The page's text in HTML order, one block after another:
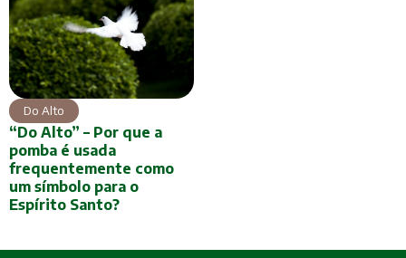
Do Alto
“Do Alto” – Por que a
pomba é usada
frequentemente como
um símbolo para o
Espírito Santo?